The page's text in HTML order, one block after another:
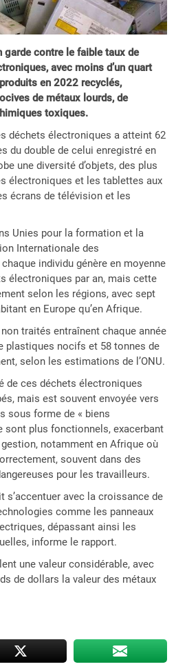
garde contre le faible taux de
avec moins d’un quart
en 2022 recyclés,
de métaux lourds, de
toxiques.
déchets électroniques a atteint 62
du double de celui enregistré en
une diversité d’objets, des plus
électroniques et les tablettes aux
écrans de télévision et les
Unies pour la formation et la
Internationale des
individu génère en moyenne
électroniques par an, mais cette
selon les régions, avec sept
en Europe qu’en Afrique.
traités entraînent chaque année
plastiques nocifs et 58 tonnes de
selon les estimations de l’ONU.
de ces déchets électroniques
mais est souvent envoyée vers
sous forme de « biens
sont plus fonctionnels, exacerbant
notamment en Afrique où
souvent dans des
pour les travailleurs.
s’accentuer avec la croissance de
comme les panneaux
dépassant ainsi les
informe le rapport.
une valeur considérable, avec
de dollars la valeur des métaux